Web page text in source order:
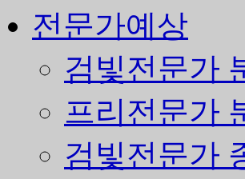
전문가예상
검빛전문가
프리전문가
검빛전문가